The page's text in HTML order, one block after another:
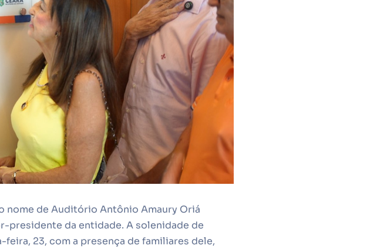
de Auditório Antônio Amaury Oriá
presidente da entidade. A solenidade de
23, com a presença de familiares dele,